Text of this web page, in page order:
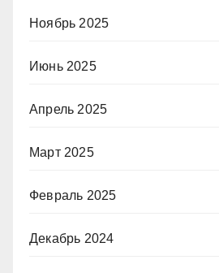
Ноябрь 2025
Июнь 2025
Апрель 2025
Март 2025
Февраль 2025
Декабрь 2024